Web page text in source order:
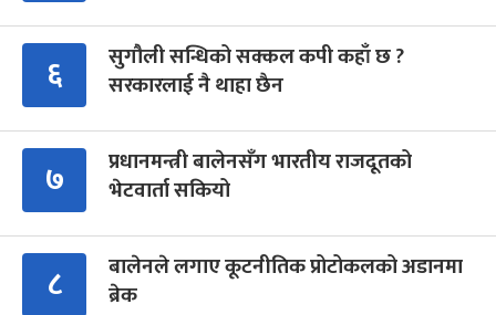
६
सुगौली सन्धिको सक्कल कपी कहाँ छ ?
सरकारलाई नै थाहा छैन
७
प्रधानमन्त्री बालेनसँग भारतीय राजदूतको
भेटवार्ता सकियो
८
बालेनले लगाए कूटनीतिक प्रोटोकलको अडानमा
ब्रेक